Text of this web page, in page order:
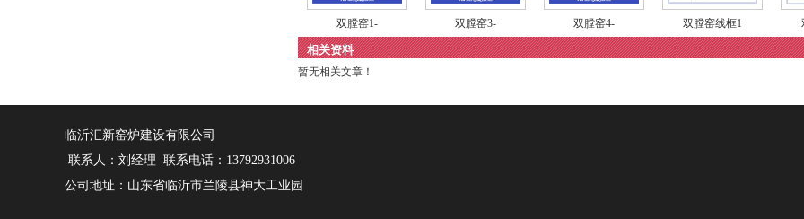
双膛窑1- 双膛窑3- 双膛窑4- 双膛窑线框1
相关资料
暂无相关文章！
临沂汇新窑炉建设有限公司
联系人：刘经理 联系电话：13792931006
公司地址：山东省临沂市兰陵县神大工业园